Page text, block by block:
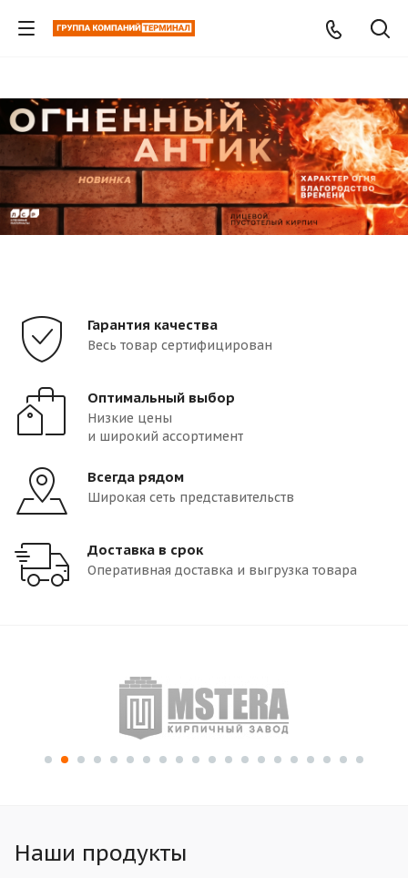
Гарантия качества
Весь товар сертифицирован
Оптимальный выбор
Низкие цены
и широкий ассортимент
Всегда рядом
Широкая сеть представительств
Доставка в срок
Оперативная доставка и выгрузка товара
Наши продукты